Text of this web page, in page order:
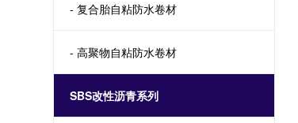
- 复合胎自粘防水卷材
- 高聚物自粘防水卷材
SBS改性沥青系列